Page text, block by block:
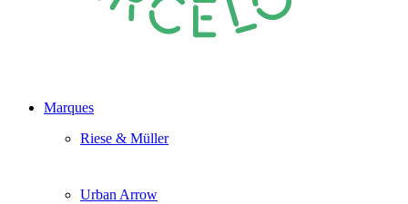
Marques
Riese & Müller
Urban Arrow